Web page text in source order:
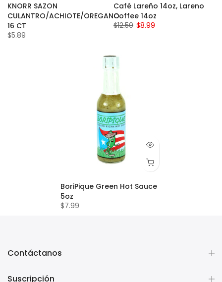
KNORR SAZON
CULANTRO/ACHIOTE/OREGANO
16 CT
$5.89
Café Lareño 14oz, Lareno
Coffee 14oz
$12.50 $8.99
BoriPique Green Hot Sauce
5oz
$7.99
Contáctanos
Suscripción